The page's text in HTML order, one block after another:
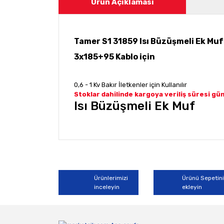
Ürün Açıklaması
Tamer S1 31859 Isı Büzüşmeli Ek Muf
3x185+95 Kablo için
0,6 - 1 Kv Bakır İletkenler için Kullanılır
Stoklar dahilinde kargoya veriliş süresi
Isı Büzüşmeli Ek Muf
Bu ürünün fiyat bilgisi, resim, ürün
Ürün resmi kalitesiz, bozuk veya
Ürün açıklamasında eksik bilgiler bulunuyor.
Ürünlerimizi
inceleyin
Ürünü
ekleyin